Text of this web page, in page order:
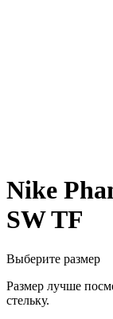
Nike
SW TF
Выберите размер
Размер лучше
стельку.